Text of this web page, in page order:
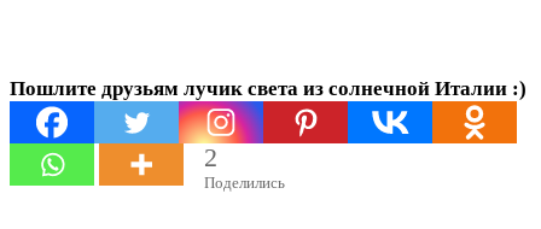
Пошлите друзьям лучик света из солнечной Италии :)
2
Поделились